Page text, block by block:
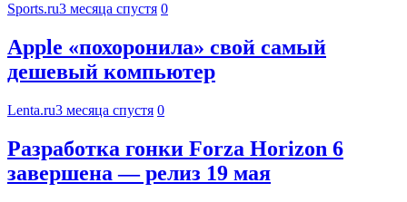
Sports.ru3 месяца спустя 0
Apple «похоронила» свой самый
дешевый компьютер
Lenta.ru3 месяца спустя 0
Разработка гонки Forza Horizon 6
завершена — релиз 19 мая